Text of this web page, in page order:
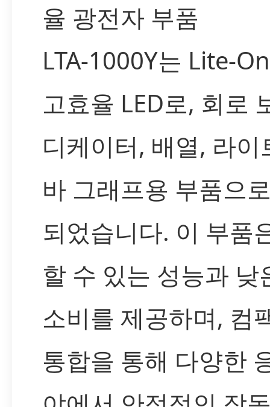
율 광전자 부품
LTA-1000Y는 Lite-
고효율 LED로, 회로
디케이터, 배열, 라이
바 그래프용 부품으
되었습니다. 이 부품
할 수 있는 성능과 낮
소비를 제공하며, 컴
통합을 통해 다양한